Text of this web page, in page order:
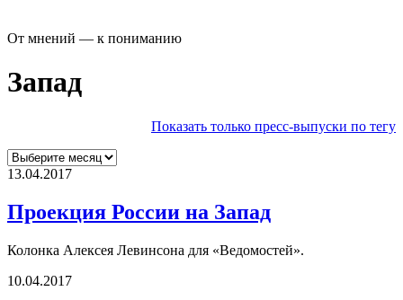
От мнений — к пониманию
Запад
Показать только пресс-выпуски по тегу
13.04.2017
Проекция России на Запад
Колонка Алексея Левинсона для «Ведомостей».
10.04.2017